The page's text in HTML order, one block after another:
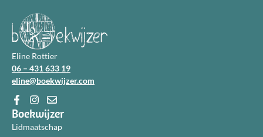
Eline Rottier
06 – 431 633 19
eline@boekwijzer.com
Boekwijzer
Lidmaatschap